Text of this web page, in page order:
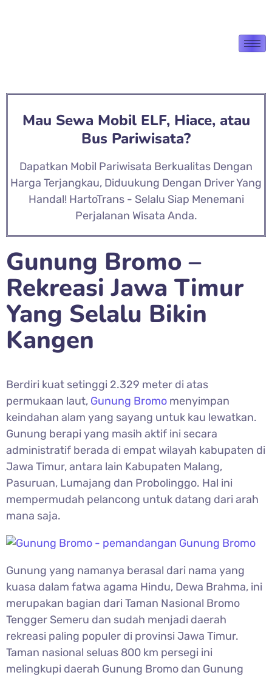
Mau Sewa Mobil ELF, Hiace, atau
Bus Pariwisata?
Dapatkan Mobil Pariwisata Berkualitas Dengan
Harga Terjangkau, Diduukung Dengan Driver Yang
Handal! HartoTrans - Selalu Siap Menemani
Perjalanan Wisata Anda.
Gunung Bromo –
Rekreasi Jawa Timur
Yang Selalu Bikin
Kangen
Berdiri kuat setinggi 2.329 meter di atas
permukaan laut, Gunung Bromo menyimpan
keindahan alam yang sayang untuk kau lewatkan.
Gunung berapi yang masih aktif ini secara
administratif berada di empat wilayah kabupaten di
Jawa Timur, antara lain Kabupaten Malang,
Pasuruan, Lumajang dan Probolinggo. Hal ini
mempermudah pelancong untuk datang dari arah
mana saja.
Gunung yang namanya berasal dari nama yang
kuasa dalam fatwa agama Hindu, Dewa Brahma, ini
merupakan bagian dari Taman Nasional Bromo
Tengger Semeru dan sudah menjadi daerah
rekreasi paling populer di provinsi Jawa Timur.
Taman nasional seluas 800 km persegi ini
melingkupi daerah Gunung Bromo dan Gunung